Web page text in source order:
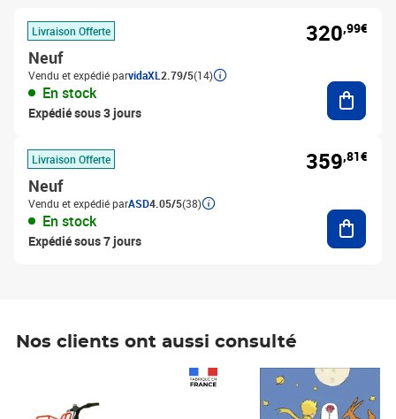
Livraison Offerte
Neuf
Vendu et expédié parvidaXL 2.79/5(14)
En stock
Expédié sous 3 jours
320,99€
Livraison Offerte
Neuf
Vendu et expédié parASD4.05/5(38)
En stock
Expédié sous 7 jours
359,81€
Nos clients ont aussi consulté
Prix 7,50€